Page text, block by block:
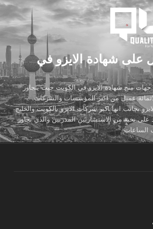
على شهادة الايزو في
منح شهادة الايزو في الكويت حيث يتجاوز
عميل من اكبر المؤسسات والشركات
بجانب انها اكبر شركات الايزو بالكويت والخليج
على نخبة من الاستشاريين المدربين والذي تجاوز
الساعات